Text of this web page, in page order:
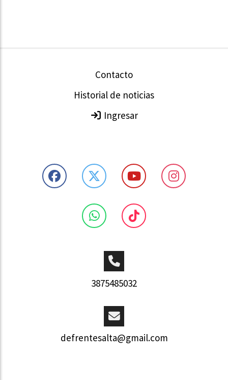
Contacto
Historial de noticias
Ingresar
3875485032
defrentesalta@gmail.com